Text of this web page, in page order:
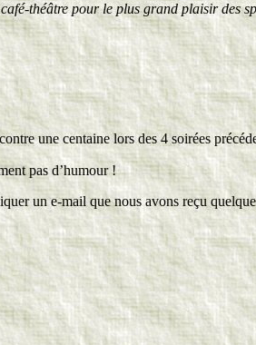
théâtre pour le plus grand plaisir des
une centaine lors des 4 soirées
pas d’humour !
un e-mail que nous avons reçu